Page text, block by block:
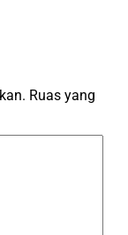
Ruas yang